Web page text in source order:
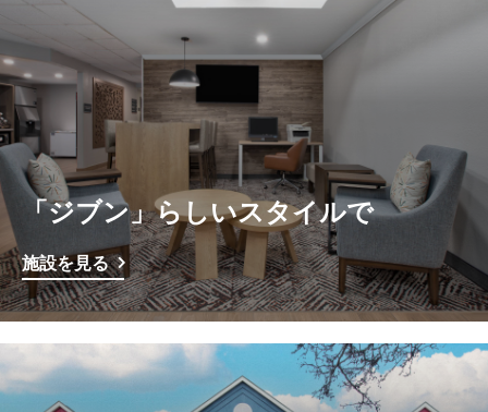
「ジブン」らしいスタイルで
施設を見る